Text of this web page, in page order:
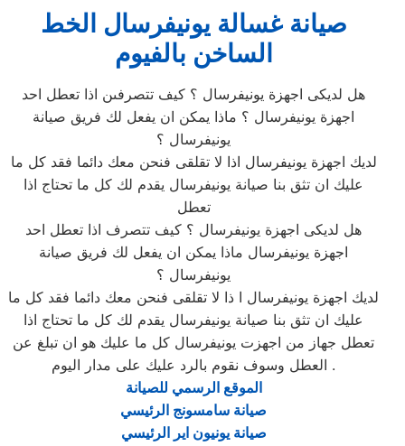
صيانة غسالة يونيفرسال الخط
الساخن بالفيوم
هل لديكى اجهزة يونيفرسال ؟ كيف تتصرفىن اذا تعطل احد
اجهزة يونيفرسال ؟ ماذا يمكن ان يفعل لك فريق صيانة
يونيفرسال ؟
لديك اجهزة يونيفرسال اذا لا تقلقى فنحن معك دائما فقد كل ما
عليك ان تثق بنا صيانة يونيفرسال يقدم لك كل ما تحتاج اذا
تعطل
هل لديكى اجهزة يونيفرسال ؟ كيف تتصرف اذا تعطل احد
اجهزة يونيفرسال ماذا يمكن ان يفعل لك فريق صيانة
يونيفرسال ؟
لديك اجهزة يونيفرسال ا ذا لا تقلقى فنحن معك دائما فقد كل ما
عليك ان تثق بنا صيانة يونيفرسال يقدم لك كل ما تحتاج اذا
تعطل جهاز من اجهزت يونيفرسال كل ما عليك هو ان تبلغ عن
العطل وسوف نقوم بالرد عليك على مدار اليوم .
الموقع الرسمي للصيانة
صيانة سامسونج الرئيسي
صيانة يونيون اير الرئيسي